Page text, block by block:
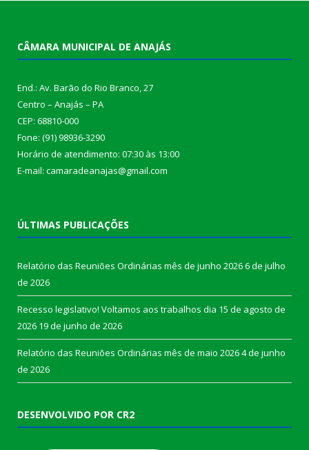
CÂMARA MUNICIPAL DE ANAJÁS
End.: Av. Barão do Rio Branco, 27
Centro – Anajás – PA
CEP: 68810-000
Fone: (91) 98936-3290
Horário de atendimento: 07:30 às 13:00
E-mail: camaradeanajas@gmail.com
ÚLTIMAS PUBLICAÇÕES
Relatório das Reuniões Ordinárias mês de junho 20266 de julho
de 2026
Recesso legislativo! Voltamos aos trabalhos dia 15 de agosto de
2026 19 de junho de 2026
Relatório das Reuniões Ordinárias mês de maio 20264 de junho
de 2026
DESENVOLVIDO POR CR2